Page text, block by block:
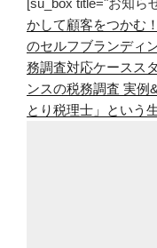
[su_box title="お知ら
かして顧客をつかむ
のセルフブランディ
務調査対応ケースス
ンスの税務調査 実例
とり税理士」という